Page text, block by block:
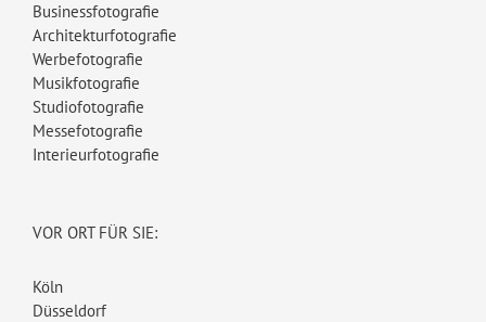
Businessfotografie
Architekturfotografie
Werbefotografie
Musikfotografie
Studiofotografie
Messefotografie
Interieurfotografie
VOR ORT FÜR SIE:
Köln
Düsseldorf